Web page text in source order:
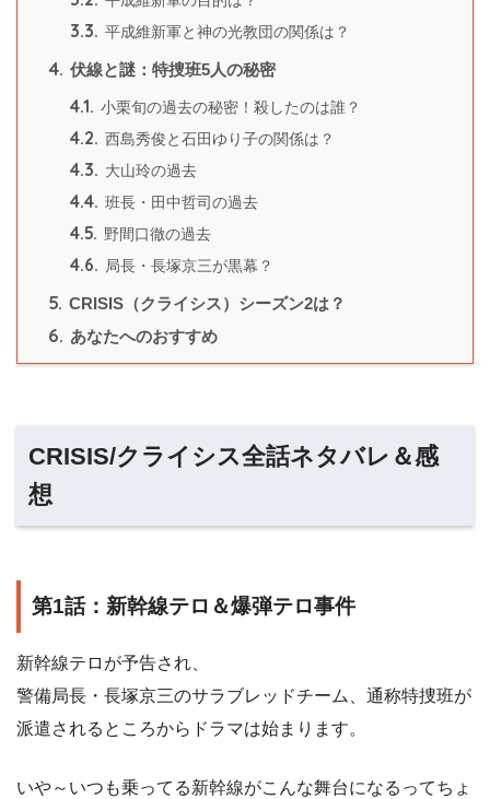
3.3. 平成維新軍と神の光教団の関係は？
4. 伏線と謎：特捜班5人の秘密
4.1. 小栗旬の過去の秘密！殺したのは誰？
4.2. 西島秀俊と石田ゆり子の関係は？
4.3. 大山玲の過去
4.4. 班長・田中哲司の過去
4.5. 野間口徹の過去
4.6. 局長・長塚京三が黒幕？
5. CRISIS（クライシス）シーズン2は？
6. あなたへのおすすめ
CRISIS/クライシス全話ネタバレ＆感
想
第1話：新幹線テロ＆爆弾テロ事件
新幹線テロが予告され、
警備局長・長塚京三のサラブレッドチーム、通称特捜班が
派遣されるところからドラマは始まります。
いや～いつも乗ってる新幹線がこんな舞台になるってちょ